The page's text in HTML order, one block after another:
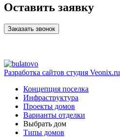
Оставить заявку
Заказать звонок
Разработка сайтов студия Veonix.ru
Концепция поселка
Инфраструктура
Проекты домов
Варианты отделки
Выбрать дом
Типы домов